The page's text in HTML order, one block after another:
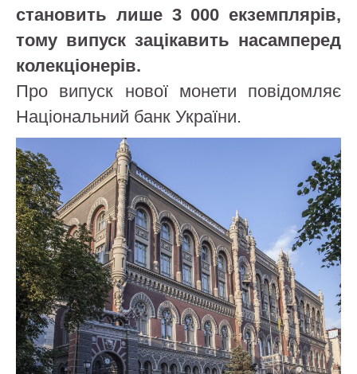
становить лише 3 000 екземплярів,
тому випуск зацікавить насамперед
колекціонерів.
Про випуск нової монети повідомляє
Національний банк України.